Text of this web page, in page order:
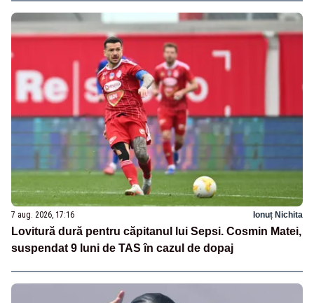
7 aug. 2026, 17:16 Ionuț Nichita
Lovitură dură pentru căpitanul lui Sepsi. Cosmin Matei,
suspendat 9 luni de TAS în cazul de dopaj